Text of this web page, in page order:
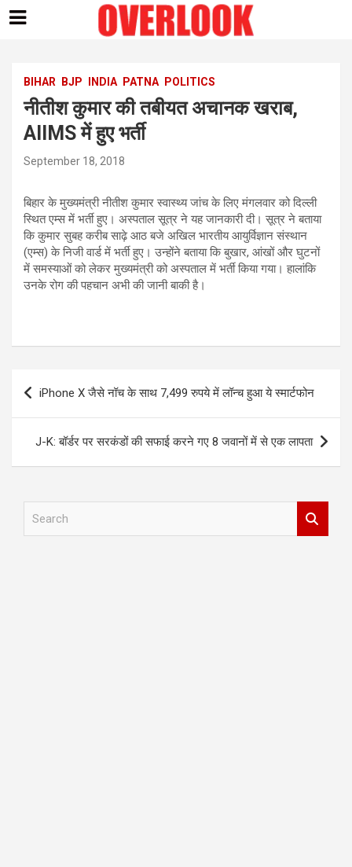
contentBIHAR BJP INDIA PATNA POLITICS
नीतीश कुमार की तबीयत अचानक खराब,
AIIMS में हुए भर्ती
September 18, 2018
बिहार के मुख्यमंत्री नीतीश कुमार स्वास्थ्य जांच के लिए मंगलवार को दिल्ली
स्थित एम्स में भर्ती हुए। अस्पताल सूत्र ने यह जानकारी दी। सूत्र ने बताया
कि कुमार सुबह करीब साढ़े आठ बजे अखिल भारतीय आयुर्विज्ञान संस्थान
(एम्स) के निजी वार्ड में भर्ती हुए। उन्होंने बताया कि बुखार, आंखों और घुटनों
में समस्याओं को लेकर मुख्यमंत्री को अस्पताल में भर्ती किया गया। हालांकि
उनके रोग की पहचान अभी की जानी बाकी है।
Post
navigation
iPhone X जैसे नॉच के साथ 7,499 रुपये में लॉन्च हुआ ये स्मार्टफोन
J-K: बॉर्डर पर सरकंडों की सफाई करने गए 8 जवानों में से एक लापता